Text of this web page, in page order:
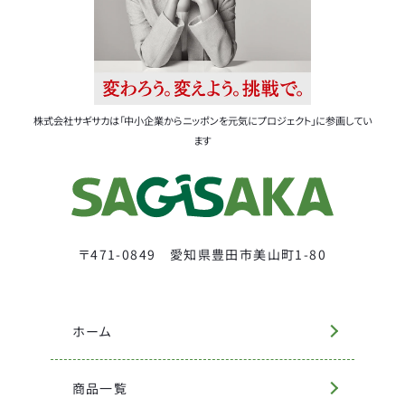
株式会社サギサカは「中小企業からニッポンを元気にプロジェクト」に参画してい
ます
〒471-0849 愛知県豊田市美山町1-80
ホーム
商品一覧